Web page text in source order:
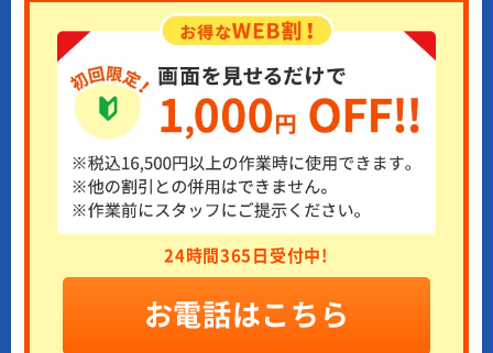
24時間365日受付中!
お電話はこちら